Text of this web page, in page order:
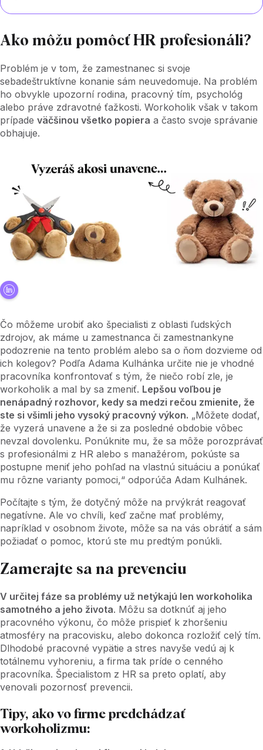
Ako môžu pomôcť HR profesionáli?
Problém je v tom, že zamestnanec si svoje
sebadeštruktívne konanie sám neuvedomuje. Na problém
ho obvykle upozorní rodina, pracovný tím, psychológ
alebo práve zdravotné ťažkosti. Workoholik však v takom
prípade väčšinou všetko popiera a často svoje správanie
obhajuje.
Čo môžeme urobiť ako špecialisti z oblasti ľudských
zdrojov, ak máme u zamestnanca či zamestnankyne
podozrenie na tento problém alebo sa o ňom dozvieme od
ich kolegov? Podľa Adama Kulhánka určite nie je vhodné
pracovníka konfrontovať s tým, že niečo robí zle, je
workoholik a mal by sa zmeniť. Lepšou voľbou je
nenápadný rozhovor, kedy sa medzi rečou zmienite, že
ste si všimli jeho vysoký pracovný výkon. „Môžete dodať,
že vyzerá unavene a že si za posledné obdobie vôbec
nevzal dovolenku. Ponúknite mu, že sa môže porozprávať
s profesionálmi z HR alebo s manažérom, pokúste sa
postupne meniť jeho pohľad na vlastnú situáciu a ponúkať
mu rôzne varianty pomoci,“ odporúča Adam Kulhánek.
Počítajte s tým, že dotyčný môže na prvýkrát reagovať
negatívne. Ale vo chvíli, keď začne mať problémy,
napríklad v osobnom živote, môže sa na vás obrátiť a sám
požiadať o pomoc, ktorú ste mu predtým ponúkli.
Zamerajte sa na prevenciu
V určitej fáze sa problémy už netýkajú len workoholika
samotného a jeho života. Môžu sa dotknúť aj jeho
pracovného výkonu, čo môže prispieť k zhoršeniu
atmosféry na pracovisku, alebo dokonca rozložiť celý tím.
Dlhodobé pracovné vypätie a stres navyše vedú aj k
totálnemu vyhoreniu, a firma tak príde o cenného
pracovníka. Špecialistom z HR sa preto oplatí, aby
venovali pozornosť prevencii.
Tipy, ako vo firme predchádzať
workoholizmu: